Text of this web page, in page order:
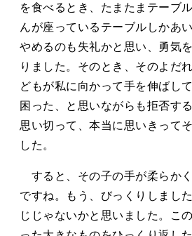
を食べるとき、たまたまテーブ
んが座っているテーブルしかあ
やめるのも失礼かと思い、勇気
りました。そのとき、そのよだ
どもが私に向かって手を伸ばし
困った、と思いながらも拒否す
思い切って、本当に思いきって
した。
すると、その子の手が柔らか
ですね。もう、びっくりしまし
じじゃないかと思いました。こ